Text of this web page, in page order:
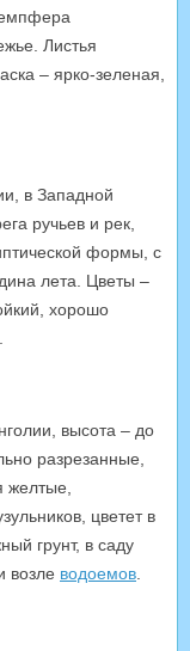
Листья
– ярко-зеленая,
в Западной
ручьев и рек,
формы, с
лета. Цветы –
хорошо
высота – до
разрезанные,
желтые,
цветет в
грунт, в саду
возле водоемов